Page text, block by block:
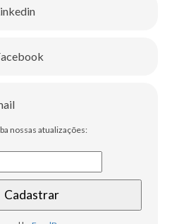
nossas atualizações: